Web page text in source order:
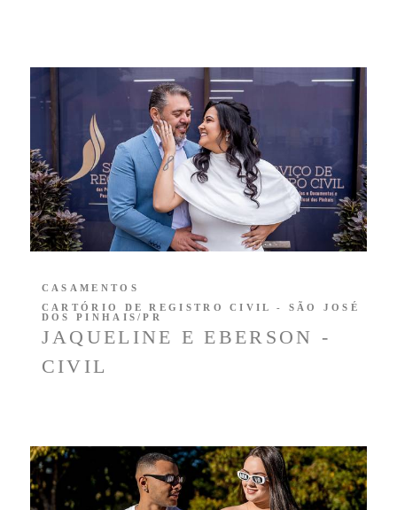
JAQUELINE E EBERSON -
CIVIL
CASAMENTOS
CARTÓRIO DE REGISTRO CIVIL - SÃO JOSÉ
DOS PINHAIS/PR